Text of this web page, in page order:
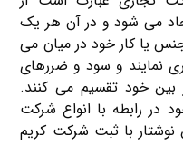
می شود و در آن هر یک
یا کار خود در میان می
نمایند و سود و ضررهای
خود تقسیم می کنند.
در رابطه با انواع شرکت
نوشتار با ثبت شرکت کریم